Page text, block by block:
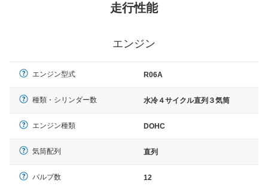
走行性能
エンジン
エンジン型式 R06A
種類・シリンダー数 水冷４サイクル直列３気筒
エンジン種類 DOHC
気筒配列 直列
バルブ数 12